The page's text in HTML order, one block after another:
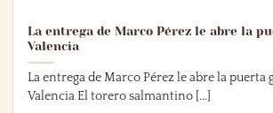
La entrega de Marco Pérez le abre la
Valencia
La entrega de Marco Pérez le abre la puerta
Valencia El torero salmantino [...]